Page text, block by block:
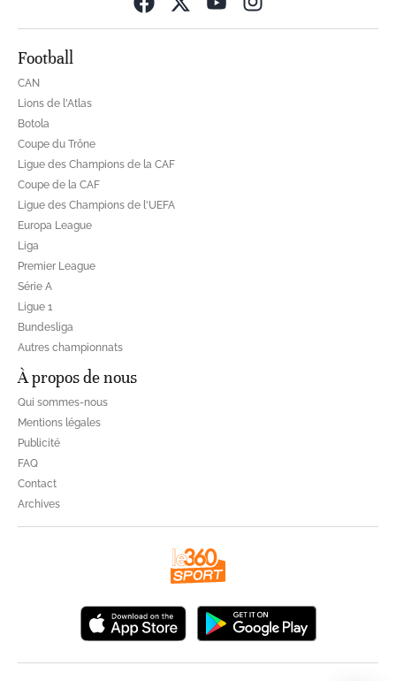
Football
CAN
Lions de l'Atlas
Botola
Coupe du Trône
Ligue des Champions de la CAF
Coupe de la CAF
Ligue des Champions de l'UEFA
Europa League
Liga
Premier League
Série A
Ligue 1
Bundesliga
Autres championnats
À propos de nous
Qui sommes-nous
Mentions légales
Publicité
FAQ
Contact
Archives